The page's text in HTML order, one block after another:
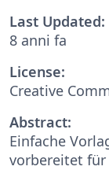
Last Updated:
8 anni fa
License:
Creative
Abstract:
Einfache
vorbereitet für